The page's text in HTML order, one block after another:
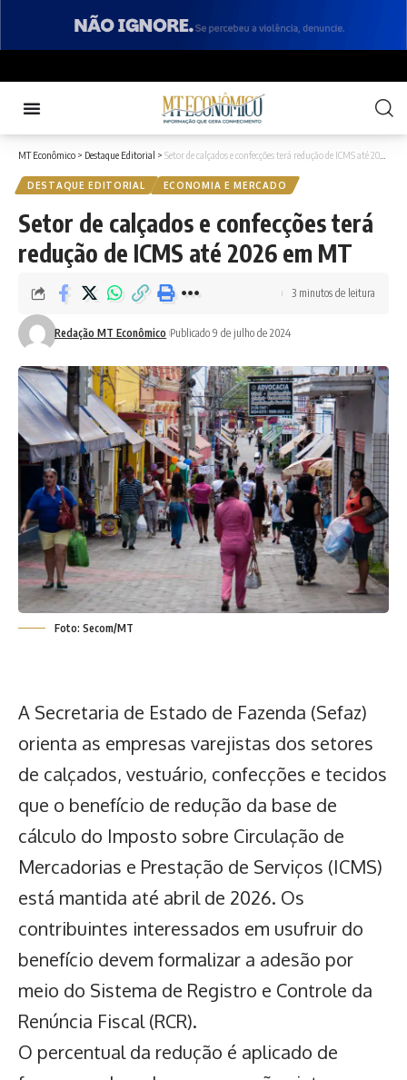
MT Econômico > Destaque Editorial > Setor de calçados e confecções terá redução de ICMS até 2026 em MT
DESTAQUE EDITORIAL ECONOMIA E MERCADO
Setor de calçados e confecções terá
redução de ICMS até 2026 em MT
Redação MT Econômico Publicado 9 de julho de 2024
3 minutos de leitura
Foto: Secom/MT
A Secretaria de Estado de Fazenda (Sefaz)
orienta as empresas varejistas dos setores
de calçados, vestuário, confecções e tecidos
que o benefício de redução da base de
cálculo do Imposto sobre Circulação de
Mercadorias e Prestação de Serviços (ICMS)
está mantida até abril de 2026. Os
contribuintes interessados em usufruir do
benefício devem formalizar a adesão por
meio do Sistema de Registro e Controle da
Renúncia Fiscal (RCR).
O percentual da redução é aplicado de